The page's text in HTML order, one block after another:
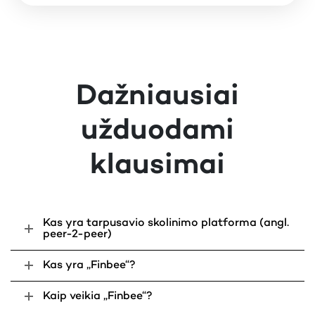
Fiksuotoji metinė palūkanų norma:
Vienkartinis sutarties sudarymo
Mėnesinis administravimo mokestis:
Jums pervedama paskolos suma:
mokestis:
20€
Dažniausiai
užduodami
klausimai
Kas yra tarpusavio skolinimo platforma (angl.
peer-2-peer)
Kas yra „Finbee“?
Kaip veikia „Finbee“?